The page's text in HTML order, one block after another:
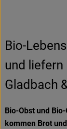
Bio-
und liefern
Gladbach
Bio-Obst und
kommen Brot